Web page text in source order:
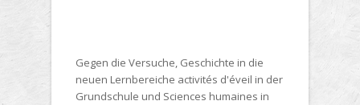
Gegen die Versuche, Geschichte in die
neuen Lernbereiche activités d'éveil in der
Grundschule und Sciences humaines in